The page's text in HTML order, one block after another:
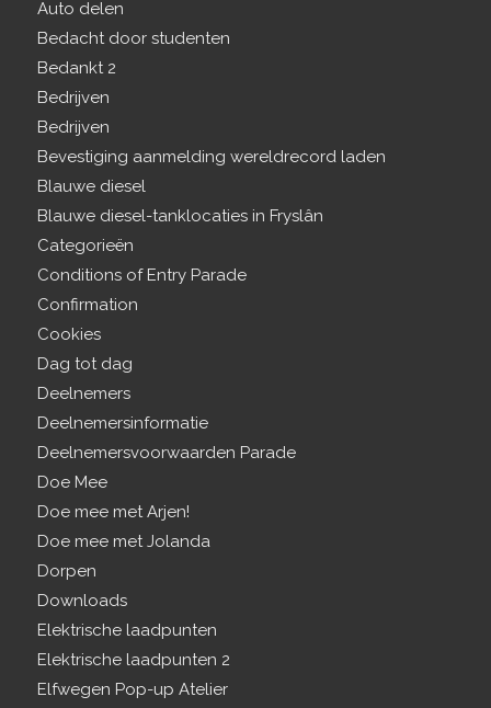
Auto delen
Bedacht door studenten
Bedankt 2
Bedrijven
Bedrijven
Bevestiging aanmelding wereldrecord laden
Blauwe diesel
Blauwe diesel-tanklocaties in Fryslân
Categorieën
Conditions of Entry Parade
Confirmation
Cookies
Dag tot dag
Deelnemers
Deelnemersinformatie
Deelnemersvoorwaarden Parade
Doe Mee
Doe mee met Arjen!
Doe mee met Jolanda
Dorpen
Downloads
Elektrische laadpunten
Elektrische laadpunten 2
Elfwegen Pop-up Atelier